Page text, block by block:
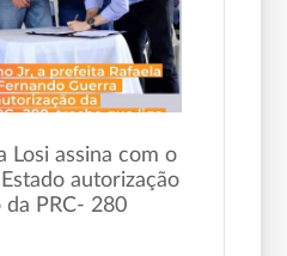
Losi assina com o
autorização
PRC- 280